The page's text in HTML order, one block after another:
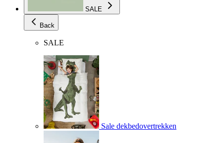
SALE
Back
SALE
Sale dekbedovertrekken